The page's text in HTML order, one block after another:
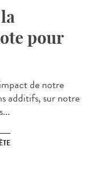
pour
de notre
additifs, sur notre